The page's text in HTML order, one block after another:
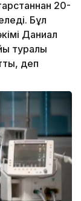
20-
Бұл
Даниал
туралы
деп